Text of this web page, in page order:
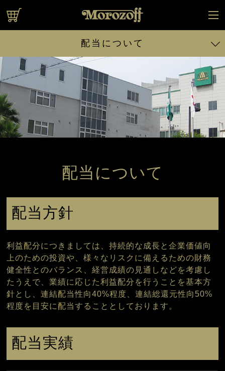
配当について
投資家の皆様へのご挨拶
財務・業績ハイライト
IRライブラリ
中期経営計画
株式に関する情報
配当について
株主優待制度
株価情報
電子公告
よくあるご質問
IR情報に戻る
配当について
配当方針
利益配分につきましては、持続的な成長と企業価値向
上のための投資や、様々なリスクに備えるための財務
健全性とのバランス、経営成績の見通しなどを考慮し
たうえで、業績に応じた利益配分を行うことを基本方
針とし、連結配当性向40%程度、連結総還元性向50%
程度を目安に配当することとしております。
配当実績